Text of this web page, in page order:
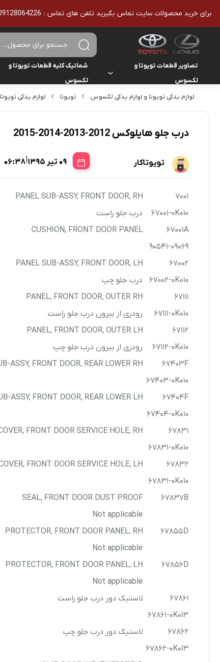
برای خرید محصولات سایت تماس بگیرید تلفن های تماس : 09128064226 - 02136610186 - تمامی محصولات اورجینال هستند
تصاویر قطعات تویوتا و
لکسوس
تویوتا
هایلوکس
کمری
شماتیک کلیه قطعات تویوتا و
لکسوس
تویوتا لوازم یدکی تویوتا و لوازم یدکی لکسوس تویوتا لوازم یدکی تویوتا
درب جلو هایلوکس 2012-2013-2014-2015
تویوتاکار 09 تیر 1395 06:38
7001
PANEL SUB-ASSY, FRONT DOOR, RH
67001-0K010
درب جلو راست
67001A
CUSHION, FRONT DOOR PANEL
90541-09069
67002
PANEL SUB-ASSY, FRONT DOOR, LH
67002-0K010
درب جلو چپ
67111
PANEL, FRONT DOOR, OUTER RH
67111-0K010
رودری از بیرون درب جلو راست
67112
PANEL, FRONT DOOR, OUTER LH
67112-0K010
رودری از بیرون درب جلو چپ
67403F
ASSY, FRONT DOOR, REAR LOWER RH
67403-0K010
67404F
ASSY, FRONT DOOR, REAR LOWER LH
67404-0K010
67831
FRONT DOOR SERVICE HOLE, RH
67831-0K010
67832
FRONT DOOR SERVICE HOLE, LH
67831-0K010
67837B
SEAL, FRONT DOOR DUST PROOF
Not applicable
67855D
PROTECTOR, FRONT DOOR PANEL, RH
Not applicable
67856D
PROTECTOR, FRONT DOOR PANEL, LH
Not applicable
67861
لاستیک دور درب جلو راست
67861-0K013
67862
لاستیک دور درب جلو چپ
67862-0K013